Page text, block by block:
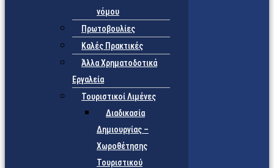
νόμου
Πρωτοβουλίες
Καλές Πρακτικές
Άλλα Χρηματοδοτικά
Εργαλεία
Τουριστικοί Λιμένες
Διαδικασία
Δημιουργίας –
Χωροθέτησης
Τουριστικού